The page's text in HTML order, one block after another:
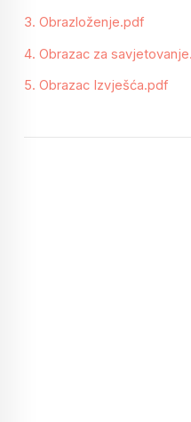
3. Obrazloženje.pdf
4. Obrazac za
5. Obrazac Izvješća.pdf